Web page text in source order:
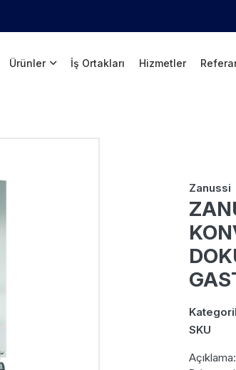
Ürünler İş Ortakları Hizmetler
Zanussi
SKU
Açıklama: